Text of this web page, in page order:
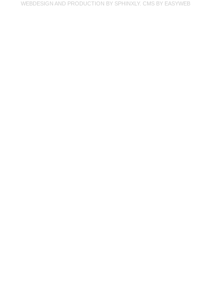
WEBDESIGN AND PRODUCTION BY SPHINXLY. CMS BY EASYWEB